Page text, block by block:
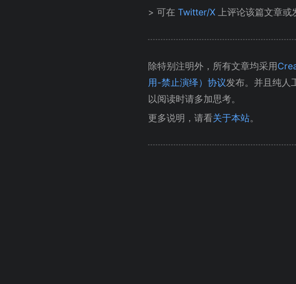
> 可在 Twitter/X 上评论该篇文章或
除特别注明外，所有文章均采用
用-禁止演绎）协议发布。并且纯人
以阅读时请多加思考。
更多说明，请看关于本站。